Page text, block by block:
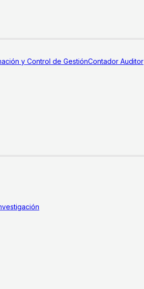
y Control de GestiónContador Auditor